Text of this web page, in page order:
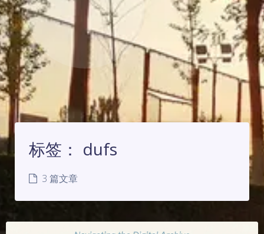
标签： dufs
3 篇文章